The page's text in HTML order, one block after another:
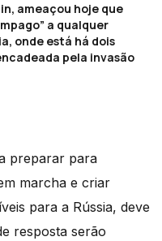
ameaçou hoje que
a qualquer
onde está há dois
pela invasão
preparar para
marcha e criar
para a Rússia, deve
resposta serão